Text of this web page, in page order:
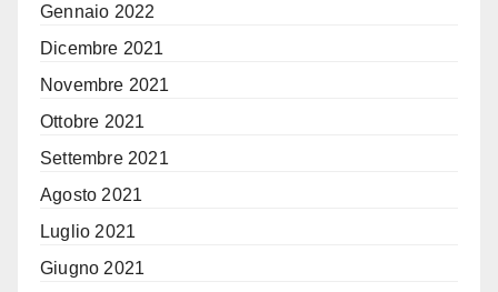
Gennaio 2022
Dicembre 2021
Novembre 2021
Ottobre 2021
Settembre 2021
Agosto 2021
Luglio 2021
Giugno 2021